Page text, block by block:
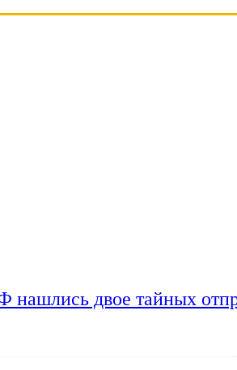
нашлись двое тайных